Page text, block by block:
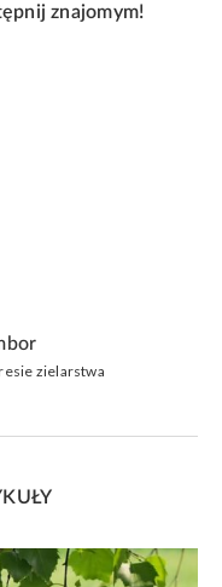
znajomym!
zielarstwa